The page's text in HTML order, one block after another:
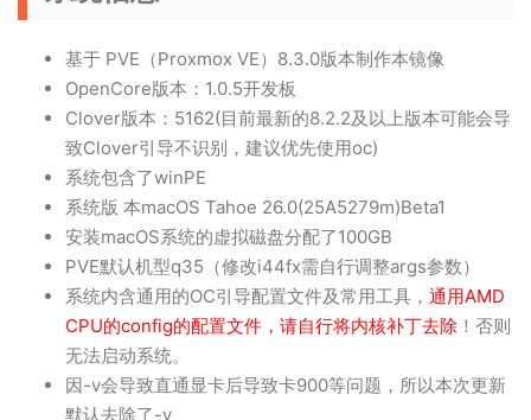
基于 PVE（Proxmox VE）8.3.0版本制作本镜像
OpenCore版本：1.0.5开发板
Clover版本：5162(目前最新的8.2.2及以上版本可能会导
致Clover引导不识别，建议优先使用oc)
系统包含了winPE
系统版 本macOS Tahoe 26.0(25A5279m)Beta1
安装macOS系统的虚拟磁盘分配了100GB
PVE默认机型q35（修改i44fx需自行调整args参数）
系统内含通用的OC引导配置文件及常用工具， 通用AMD
CPU的config的配置文件，请自行将内核补丁去除 ！否则
无法启动系统。
因-v会导致直通显卡后导致卡900等问题，所以本次更新
默认去除了-v